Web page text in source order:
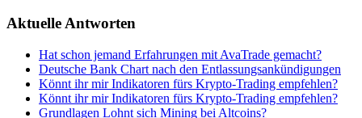
Aktuelle Antworten
Hat schon jemand Erfahrungen mit AvaTrade gemacht?
Deutsche Bank Chart nach den Entlassungsankündigungen
Könnt ihr mir Indikatoren fürs Krypto-Trading empfehlen?
Könnt ihr mir Indikatoren fürs Krypto-Trading empfehlen?
Grundlagen Lohnt sich Mining bei Altcoins?